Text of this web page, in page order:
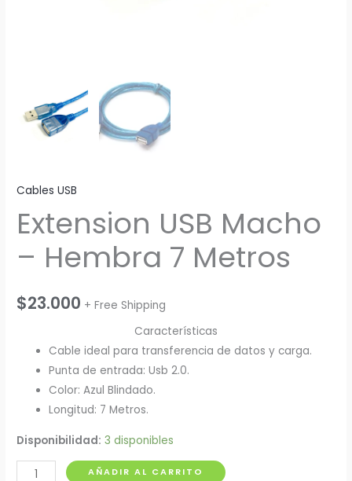
Cables USB
Extension USB Macho
– Hembra 7 Metros
$23.000 + Free Shipping
Características
Cable ideal para transferencia de datos y carga.
Punta de entrada: Usb 2.0.
Color: Azul Blindado.
Longitud: 7 Metros.
Disponibilidad: 3 disponibles
Extension
AÑADIR AL CARRITO